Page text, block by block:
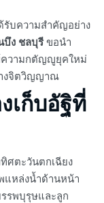
รับความสำคัญอย่าง
บึง ชลบุรีขอนำ
ความกตัญญูยุคใหม่
างจิตวิญญาณ
เก็บอัฐิที่
ศตะวันตกเฉียง
แหล่งน้ำด้านหน้า
รพบุรุษและลูก